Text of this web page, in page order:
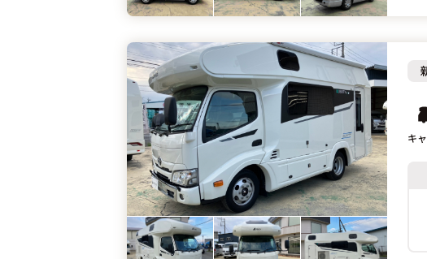
キ